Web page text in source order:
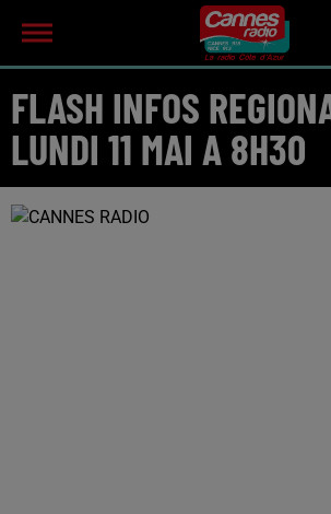
FLASH INFOS
LUNDI 11 MAI A 8H30